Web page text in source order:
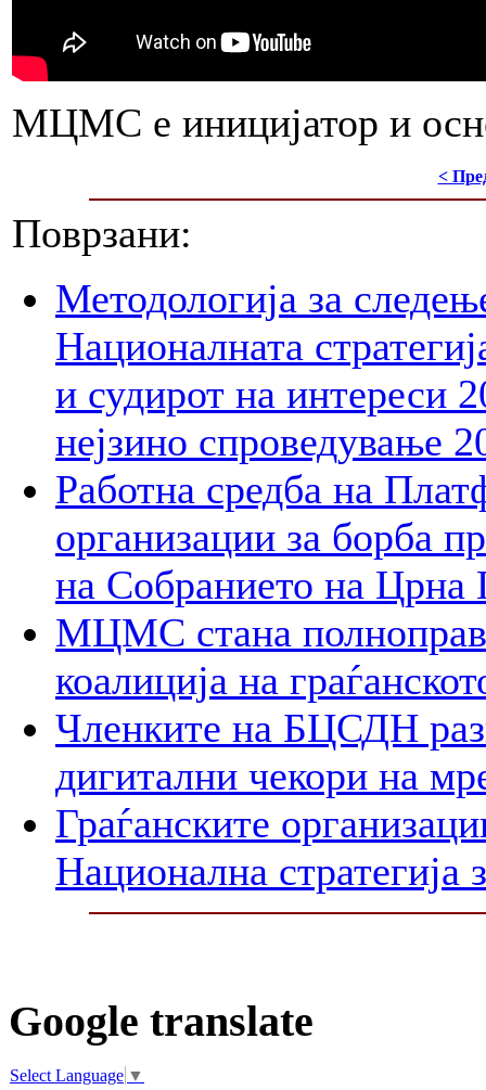
МЦМС е иницијатор и
<
Поврзани:
Методологија за
Националната
и судирот на интереси
нејзино спроведување
Работна средба на
организации за борба
на Собранието на Црна
МЦМС стана
коалиција на
Членките на БЦСДН
дигитални чекори на
Граѓанските
Национална стратегија
Google translate
Select Language ▼